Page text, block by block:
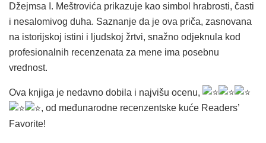
Džejmsa I. Meštrovića prikazuje kao simbol hrabrosti, časti
i nesalomivog duha. Saznanje da je ova priča, zasnovana
na istorijskoj istini i ljudskoj žrtvi, snažno odjeknula kod
profesionalnih recenzenata za mene ima posebnu
vrednost.
Ova knjiga je nedavno dobila i najvišu ocenu,
, od međunarodne recenzentske kuće Readers’
Favorite!